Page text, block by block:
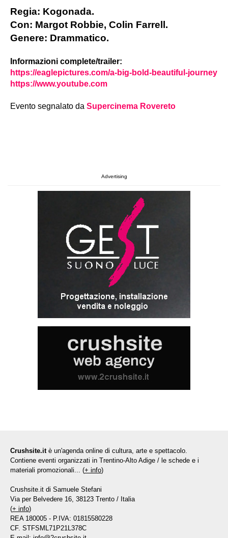
Regia: Kogonada.
Con: Margot Robbie, Colin Farrell.
Genere: Drammatico.
Informazioni complete/trailer:
https://eaglepictures.com/a-big-bold-beautiful-journey
https://www.youtube.com
Evento segnalato da Supercinema Rovereto
Advertising
Crushsite.it è un'agenda online di cultura, arte e spettacolo.
Contiene eventi organizzati in Trentino-Alto Adige / le schede e i
materiali promozionali... (+ info)
Crushsite.it di Samuele Stefani
Via per Belvedere 16, 38123 Trento / Italia
(+ info)
REA 180005 - P.IVA: 01815580228
CF. STFSML71P21L378C